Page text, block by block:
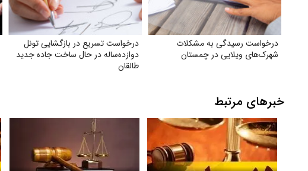
درخواست رسیدگی به مشکلات
شهرک‌های ویلایی در چمستان
درخواست تسریع در بازگشایی تونل
دوازده‌ساله در حال ساخت جاده جدید
طالقان
خبرهای مرتبط